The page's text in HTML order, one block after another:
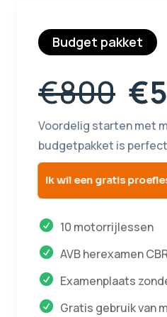
Budget pakket
€800
Voordelig starten met
budgetpakket is
Ik wil een gratis
10 motorrijlessen
AVB herexamen
Examenplaats
Gratis gebruik van